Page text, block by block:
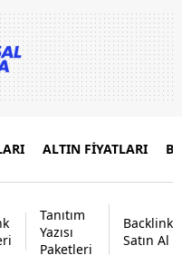
ALTIN FİYATLARI
Tanıtım
Yazısı
Paketleri
Backlink
Satın Al